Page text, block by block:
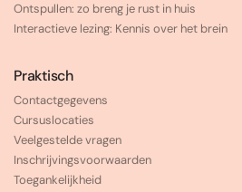
Ontspullen: zo breng je rust in huis
Interactieve lezing: Kennis over het brein
Praktisch
Contactgegevens
Cursuslocaties
Veelgestelde vragen
Inschrijvingsvoorwaarden
Toegankelijkheid